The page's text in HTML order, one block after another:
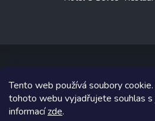
Tento web používá soubory
tohoto webu vyjadřujete souhlas s
informacízde.
Copyright 2026Elektro Klesný s.r.o..
Grafický návrh vytvořil a na Shoptet